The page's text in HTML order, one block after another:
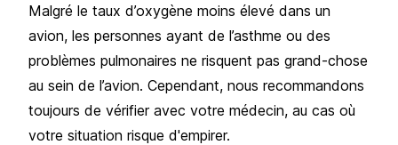
Malgré le taux d’oxygène moins élevé dans un
avion, les personnes ayant de l’asthme ou des
problèmes pulmonaires ne risquent pas grand-chose
au sein de l’avion. Cependant, nous recommandons
toujours de vérifier avec votre médecin, au cas où
votre situation risque d'empirer.